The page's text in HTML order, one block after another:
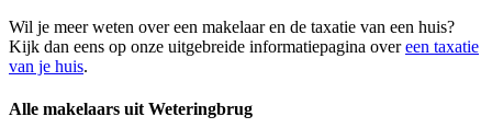
Wil je meer weten over een makelaar en de taxatie van een huis?
Kijk dan eens op onze uitgebreide informatiepagina overeen taxatie
van je huis.
Alle makelaars uit Weteringbrug